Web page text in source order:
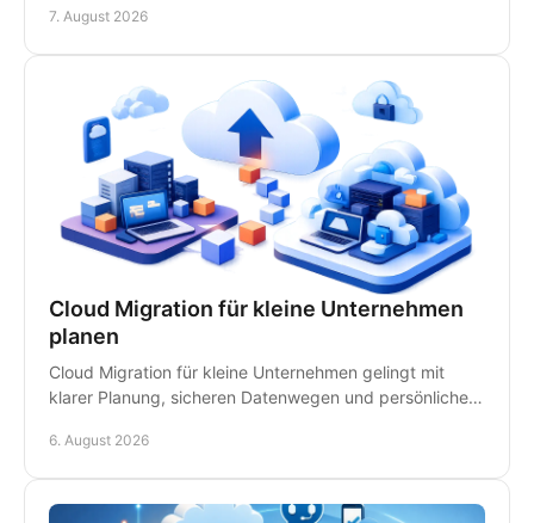
Kanzleialltag.
7. August 2026
Cloud Migration für kleine Unternehmen
planen
Cloud Migration für kleine Unternehmen gelingt mit
klarer Planung, sicheren Datenwegen und persönlicher
6. August 2026